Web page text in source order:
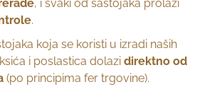
, i svaki od sastojaka prolazi
.
koja se koristi u izradi naših
i poslastica dolazi direktno od
(po principima fer trgovine).